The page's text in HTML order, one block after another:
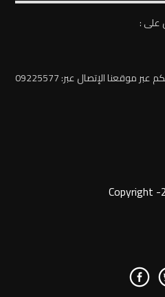
على :
عبر موقعنا الإتصال عبر: 09225577
Copyright -